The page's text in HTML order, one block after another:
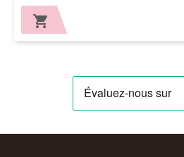
33,00 €